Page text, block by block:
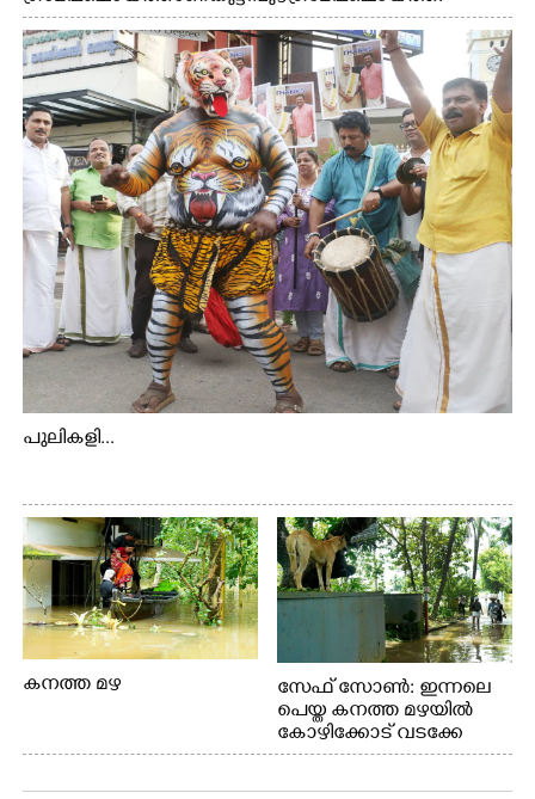
ആദിവാസി ഊരുകളായ വെള്ളാരംകുത്ത്, കത്തിപ്പാറ,
ഉറിയംപെട്ടി, തേക്കല്ല്, വെട്ടിക്കല്ല്, മഞ്ചപ്പാറ എന്നീ ആറു
സ്ഥലങ്ങളിലേക്കുള്ള പ്രധാന സഞ്ചാര മാർഗമാണ് ഈ
കാണുന്ന കടത്ത് വള്ളം
പുലികളി...
കനത്ത മഴ
സേഫ് സോൺ: ഇന്നലെ
പെയ്ത കനത്ത മഴയിൽ
കോഴിക്കോട് വടക്കേ
വയലിൽ വെള്ളം